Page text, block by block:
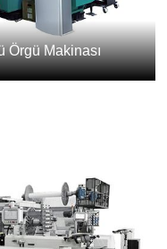
Örgü Makinası